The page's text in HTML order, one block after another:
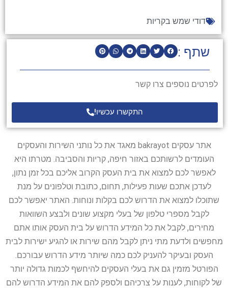
שתף :
לפרטים נוספים צרו קשר
התקשרו עכשיו!
דודי שמש בקריות
אתר עסקים bakrayot מאגד את כל נותני השירות והעסקים
העומדים לרשותכם באזור חיפה, קריות והסביבה. מטרתו היא
לאפשר לכם למצוא את בית העסק הקרוב אליכם בכל זמן נתון,
לעדכן אתכם שעות פעילות, תחום, כתובת וטלפונים על מנת
שתוכלו למצוא את הדרוש לכם בקלות ונוחות. האתר יאפשר לכם
לקבל מספרי טלפון של בעלי מקצוע שונים ולבצע השוואות
מחירים, לקבל את כל המידע הדרוש על בית העסק אותו אתם
מחפשים ולדעת מתי ניתן לקבל מהם שירות או להגיע ישירות לבית
העסק ובעיקר להעניק לכם כמה שיותר מידע הדרוש עבורכם.
הפורטל מזמין גם את בעלי העסקים להיחשף לכמות גדולה יותר
של לקוחות, לענות על צרכיהם ולספק להם את המידע הדרוש להם